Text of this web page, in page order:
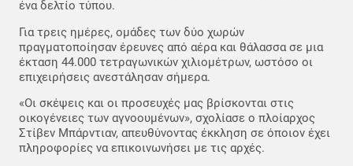
ένα δελτίο τύπου.
Για τρεις ημέρες, ομάδες των δύο χωρών
πραγματοποίησαν έρευνες από αέρα και θάλασσα σε μια
έκταση 44.000 τετραγωνικών χιλιομέτρων, ωστόσο οι
επιχειρήσεις ανεστάλησαν σήμερα.
«Οι σκέψεις και οι προσευχές μας βρίσκονται στις
οικογένειες των αγνοουμένων», σχολίασε ο πλοίαρχος
Στίβεν Μπάρντιαν, απευθύνοντας έκκληση σε όποιον έχει
πληροφορίες να επικοινωνήσει με τις αρχές.